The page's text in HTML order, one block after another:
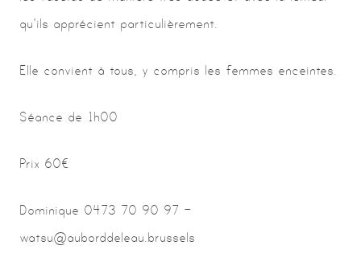
qu’ils apprécient particulièrement.
Elle convient à tous, y compris les femmes enceintes.
Séance de 1h00
Prix 60€
Dominique 0473 70 90 97 –
watsu@auborddeleau.brussels